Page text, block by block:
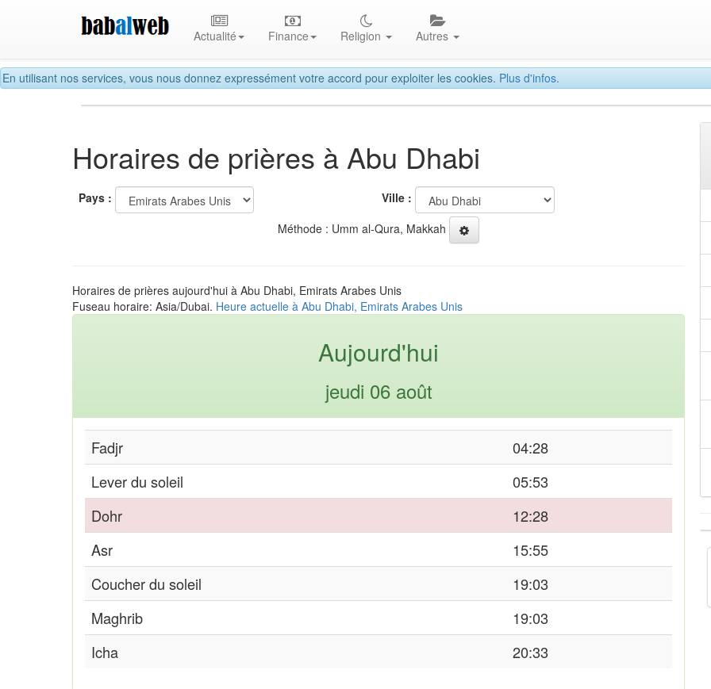
En utilisant nos services, vous nous donnez expressément votre accord pour exploiter les cookies. Plus d'infos.
Actualité Finance Religion Autres
Horaires de prières à Abu Dhabi
Pays :
Ville :
Méthode : Umm al-Qura, Makkah
Horaires de prières aujourd'hui à Abu Dhabi, Emirats Arabes Unis
Fuseau horaire: Asia/Dubai. Heure actuelle à Abu Dhabi, Emirats Arabes Unis
Aujourd'hui
jeudi 06 août
Fadjr
04:28
Lever du soleil
05:53
Dohr
12:28
Asr
15:55
Coucher du soleil
19:03
Maghrib
19:03
Icha
20:33